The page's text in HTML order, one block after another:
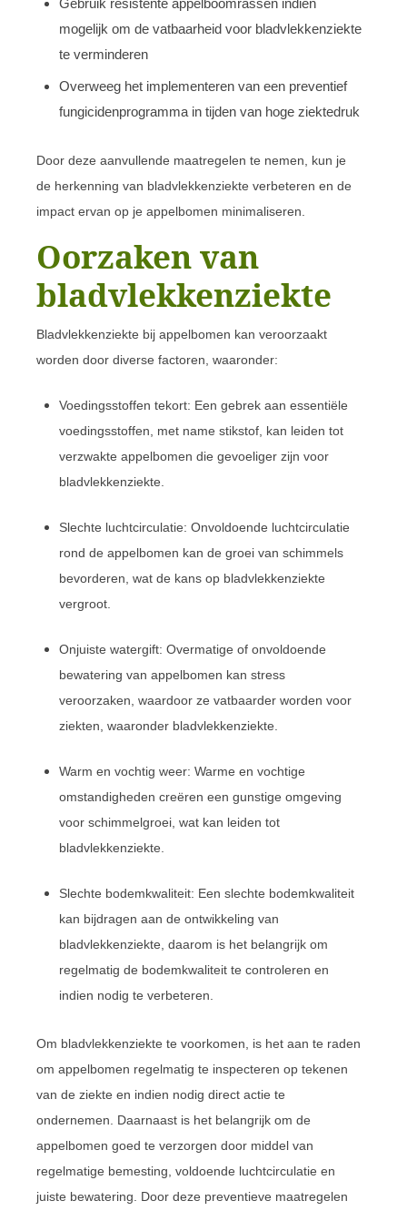
mogelijk om de vatbaarheid voor bladvlekkenziekte
te verminderen
Overweeg het implementeren van een preventief
fungicidenprogramma in tijden van hoge ziektedruk
Door deze aanvullende maatregelen te nemen, kun je
de herkenning van bladvlekkenziekte verbeteren en de
impact ervan op je appelbomen minimaliseren.
Oorzaken van
bladvlekkenziekte
Bladvlekkenziekte bij appelbomen kan veroorzaakt
worden door diverse factoren, waaronder:
Voedingsstoffen tekort: Een gebrek aan essentiële
voedingsstoffen, met name stikstof, kan leiden tot
verzwakte appelbomen die gevoeliger zijn voor
bladvlekkenziekte.
Slechte luchtcirculatie: Onvoldoende luchtcirculatie
rond de appelbomen kan de groei van schimmels
bevorderen, wat de kans op bladvlekkenziekte
vergroot.
Onjuiste watergift: Overmatige of onvoldoende
bewatering van appelbomen kan stress
veroorzaken, waardoor ze vatbaarder worden voor
ziekten, waaronder bladvlekkenziekte.
Warm en vochtig weer: Warme en vochtige
omstandigheden creëren een gunstige omgeving
voor schimmelgroei, wat kan leiden tot
bladvlekkenziekte.
Slechte bodemkwaliteit: Een slechte bodemkwaliteit
kan bijdragen aan de ontwikkeling van
bladvlekkenziekte, daarom is het belangrijk om
regelmatig de bodemkwaliteit te controleren en
indien nodig te verbeteren.
Om bladvlekkenziekte te voorkomen, is het aan te raden
om appelbomen regelmatig te inspecteren op tekenen
van de ziekte en indien nodig direct actie te
ondernemen. Daarnaast is het belangrijk om de
appelbomen goed te verzorgen door middel van
regelmatige bemesting, voldoende luchtcirculatie en
juiste bewatering. Door deze preventieve maatregelen